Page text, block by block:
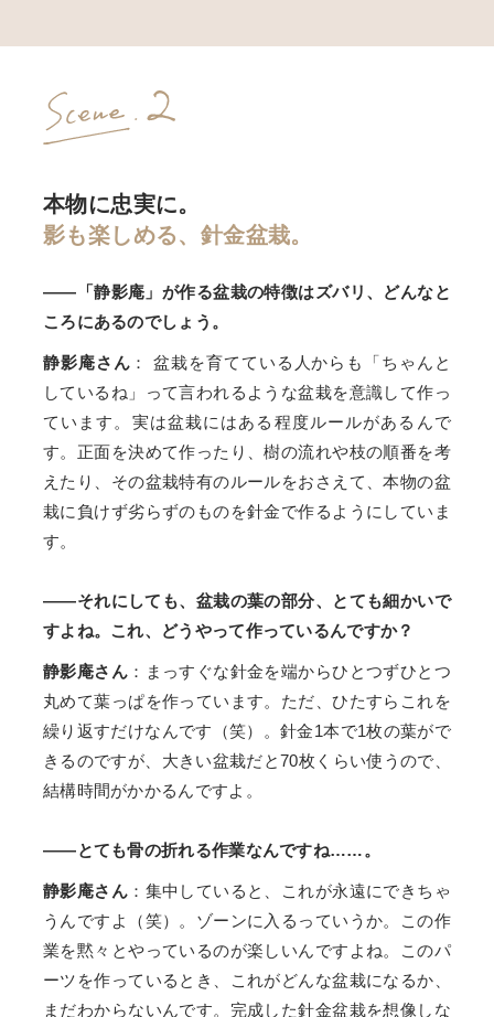
本物に忠実に。
影も楽しめる、針金盆栽。
――「静影庵」が作る盆栽の特徴はズバリ、どんなと
ころにあるのでしょう。
静影庵さん ： 盆栽を育てている人からも「ちゃんと
しているね」って言われるような盆栽を意識して作っ
ています。実は盆栽にはある程度ルールがあるんで
す。正面を決めて作ったり、樹の流れや枝の順番を考
えたり、その盆栽特有のルールをおさえて、本物の盆
栽に負けず劣らずのものを針金で作るようにしていま
す。
――それにしても、盆栽の葉の部分、とても細かいで
すよね。これ、どうやって作っているんですか？
静影庵さん ：まっすぐな針金を端からひとつずひとつ
丸めて葉っぱを作っています。ただ、ひたすらこれを
繰り返すだけなんです（笑）。針金1本で1枚の葉がで
きるのですが、大きい盆栽だと70枚くらい使うので、
結構時間がかかるんですよ。
――とても骨の折れる作業なんですね……。
静影庵さん ：集中していると、これが永遠にできちゃ
うんですよ（笑）。ゾーンに入るっていうか。この作
業を黙々とやっているのが楽しいんですよね。このパ
ーツを作っているとき、これがどんな盆栽になるか、
まだわからないんです。完成した針金盆栽を想像しな